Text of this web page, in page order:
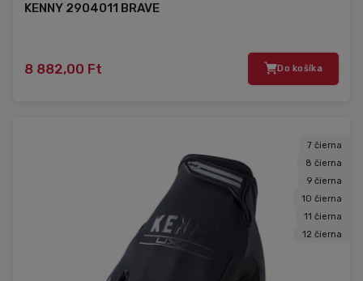
KENNY 2904011 BRAVE
8 882,00 Ft Do košíka
7 čierna
8 čierna
9 čierna
10 čierna
11 čierna
12 čierna